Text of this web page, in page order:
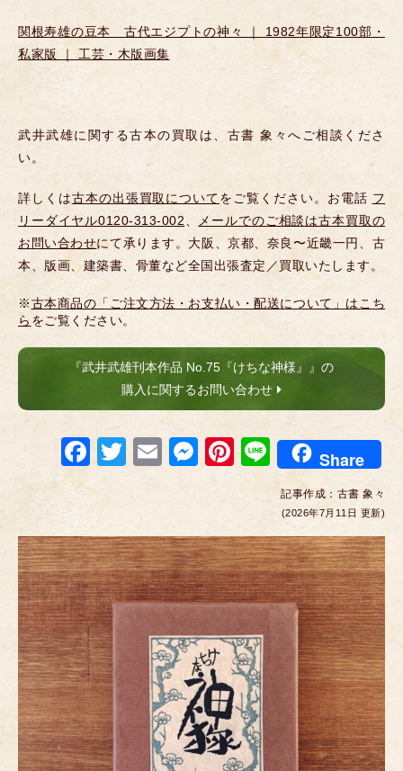
関根寿雄の豆本 古代エジプトの神々 ｜ 1982年限定100部・
私家版 ｜ 工芸・木版画集
武井武雄に関する古本の買取は、古書 象々へご相談くださ
い。
詳しくは古本の出張買取についてをご覧ください。お電話 フ
リーダイヤル0120-313-002、
メールでのご相談は古本買取の
お問い合わせにて承ります。大阪、京都、奈良〜近畿一円、古
本、版画、建築書、骨董など全国出張査定／買取いたします。
※古本商品の「ご注文方法・お支払い・配送について」はこち
らをご覧ください。
『武井武雄刊本作品 No.75『けちな神様』』の
購入に関するお問い合わせ
F
c
e
b
o
o
k
T
wi
tt
er
E
m
M
ss
e
n
g
er
Pi
nt
er
e
st
Li
n
e
Share
記事作成： 古書 象々
(2026年7月11日 更新)